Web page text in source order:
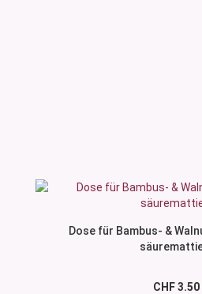
Dose für Bambus- &
CHF 3.50